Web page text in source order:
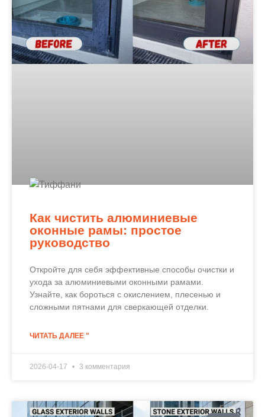
Как чистить алюминиевые
оконные рамы: простое
руководство
Откройте для себя эффективные способы очистки и
ухода за алюминиевыми оконными рамами.
Узнайте, как бороться с окислением, плесенью и
сложными пятнами для сверкающей отделки.
ЧИТАТЬ ДАЛЕЕ "
2026-04-17 3 комментария